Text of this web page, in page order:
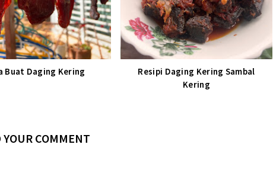
Buat Daging Kering
Resipi Daging Kering Sambal
Kering
YOUR COMMENT